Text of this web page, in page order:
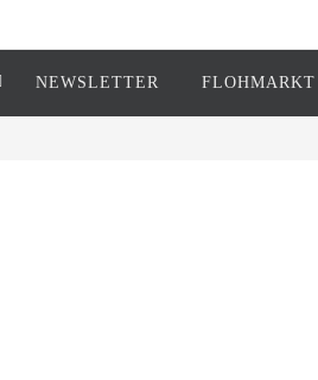
NEWSLETTER FLOHMARKT